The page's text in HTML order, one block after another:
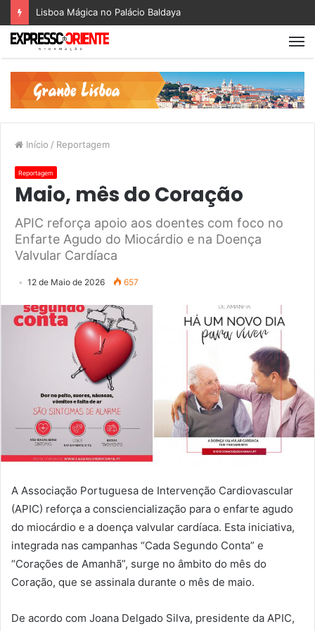
Lisboa Mágica no Palácio Baldaya
Início / Reportagem
Reportagem
Maio, mês do Coração
APIC reforça apoio aos doentes com foco no
Enfarte Agudo do Miocárdio e na Doença
Valvular Cardíaca
12 de Maio de 2026 657
A Associação Portuguesa de Intervenção Cardiovascular
(APIC) reforça a consciencialização para o enfarte agudo
do miocárdio e a doença valvular cardíaca. Esta iniciativa,
integrada nas campanhas “Cada Segundo Conta” e
“Corações de Amanhã”, surge no âmbito do mês do
Coração, que se assinala durante o mês de maio.
De acordo com Joana Delgado Silva, presidente da APIC,